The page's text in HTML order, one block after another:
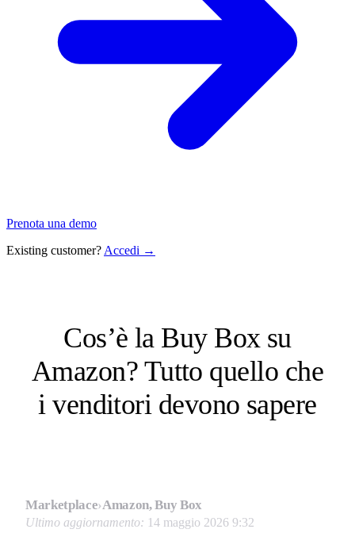
Prenota una demo
Existing customer? Accedi →
Cos’è la Buy Box su
Amazon? Tutto quello che
i venditori devono sapere
Marketplace›Amazon, Buy Box
Ultimo aggiornamento: 14 maggio 2026 9:32